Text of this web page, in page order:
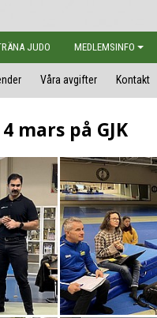
JUDO MEDLEMSINFO
Våra avgifter Kontakt
mars på GJK